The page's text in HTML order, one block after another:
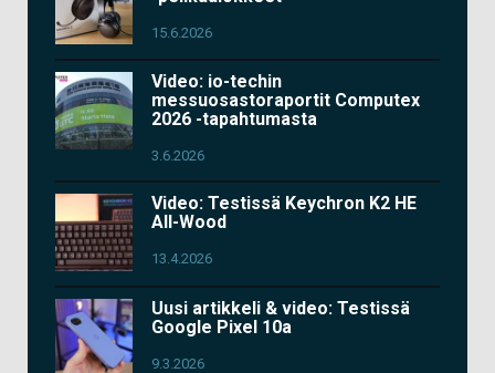
15.6.2026
Video: io-techin
messuosastoraportit Computex
2026 -tapahtumasta
3.6.2026
Video: Testissä Keychron K2 HE
All-Wood
13.4.2026
Uusi artikkeli & video: Testissä
Google Pixel 10a
9.3.2026